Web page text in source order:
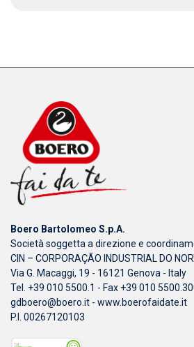
Boero Bartolomeo S.p.A.
Società soggetta a direzione e
CIN – CORPORAÇÃO INDUSTRIAL DO
Via G. Macaggi, 19 - 16121 Genova - Italy
Tel. +39 010 5500.1 - Fax +39 010
gdboero@boero.it - www.boerofaidate.it
P.I. 00267120103